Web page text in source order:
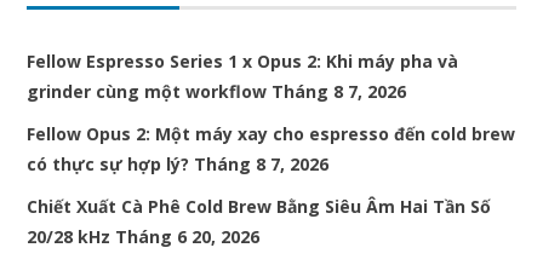
Fellow Espresso Series 1 x Opus 2: Khi máy pha và
grinder cùng một workflow Tháng 8 7, 2026
Fellow Opus 2: Một máy xay cho espresso đến cold brew
có thực sự hợp lý? Tháng 8 7, 2026
Chiết Xuất Cà Phê Cold Brew Bằng Siêu Âm Hai Tần Số
20/28 kHz Tháng 6 20, 2026